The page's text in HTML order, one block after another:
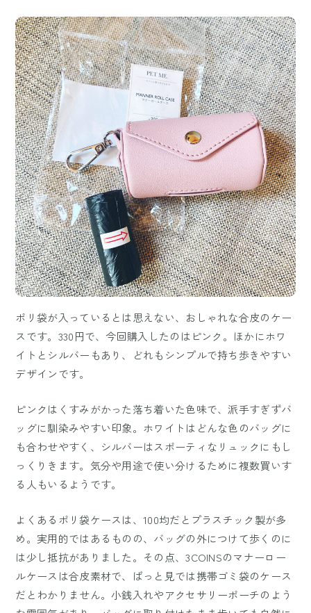
ポリ袋が入っているとは思えない、おしゃれな合皮のケー
スです。330円で、今回購入したのはピンク。ほかにホワ
イトとシルバーもあり、どれもシンプルで持ち歩きやすい
デザインです。
ピンクはくすみがかった落ち着いた色味で、派手すぎずバ
ッグに馴染みやすい印象。ホワイトはどんな色のバッグに
も合わせやすく、シルバーはスポーティなリュックにもし
っくりきます。気分や用途で使い分けるために複数買いす
る人もいるようです。
よくあるポリ袋ケースは、100均だとプラスチック製が多
め。実用的ではあるものの、バッグの外につけて歩くのに
は少し抵抗がありました。その点、3COINSのマナーロー
ルケースは合皮素材で、ぱっと見では携帯ゴミ袋のケース
だとわかりません。小銭入れやアクセサリーポーチのよう